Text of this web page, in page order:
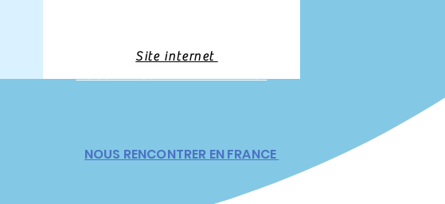
Site internet
NOUS RENCONTRER EN FRANCE